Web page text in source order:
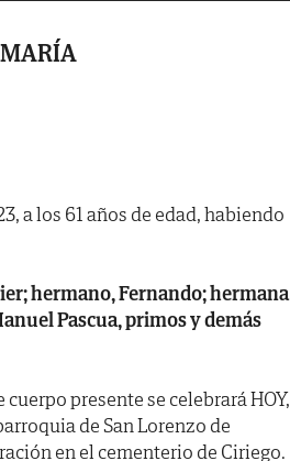
a los 61 años de edad, habiendo
hermano, Fernando; hermana
Pascua, primos y demás
presente se celebrará HOY,
de San Lorenzo de
en el cementerio de Ciriego.